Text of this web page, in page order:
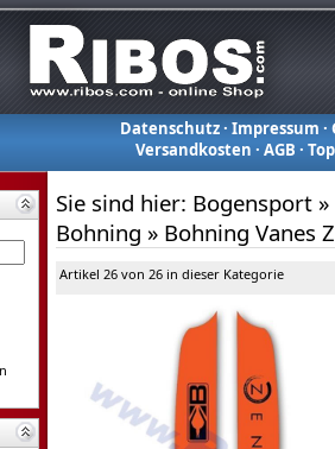
Datenschutz· Impressum ·
Versandkosten ·AGB ·
Sie sind hier: Bogensport »
Bohning » Bohning Vanes
Artikel 26 von 26 in dieser Kategorie